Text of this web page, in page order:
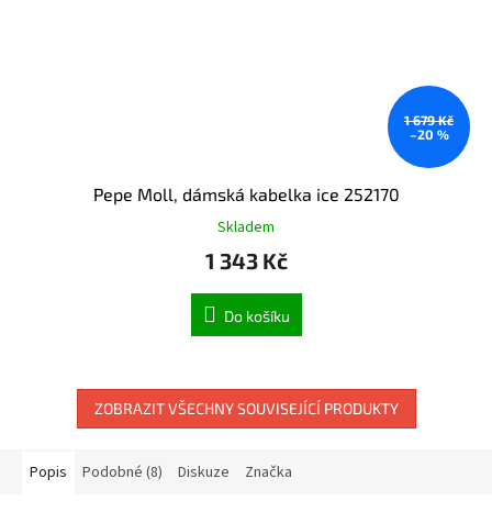
1 679 Kč
–20 %
Pepe Moll, dámská kabelka ice 252170
Skladem
1 343 Kč
Do košíku
ZOBRAZIT VŠECHNY SOUVISEJÍCÍ PRODUKTY
Popis Podobné (8) Diskuze Značka